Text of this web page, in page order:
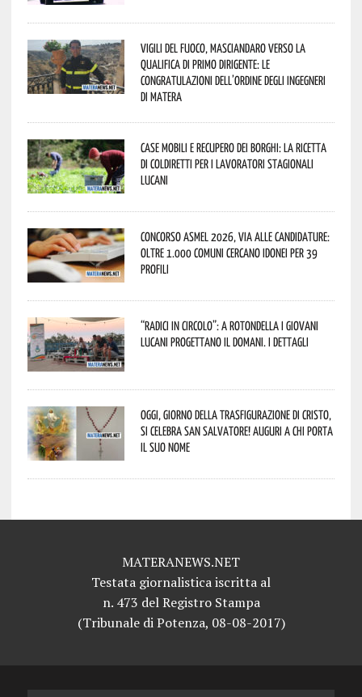
Vigili del Fuoco, Masciandaro verso la
qualifica di Primo Dirigente: le
congratulazioni dell’Ordine degli Ingegneri
di Matera
Case mobili e recupero dei borghi: la ricetta
di Coldiretti per i lavoratori stagionali
lucani
Concorso Asmel 2026, via alle candidature:
oltre 1.000 Comuni cercano idonei per 39
profili
“Radici in Circolo”: a Rotondella i giovani
lucani progettano il domani. I dettagli
Oggi, giorno della Trasfigurazione di Cristo,
si celebra San Salvatore! Auguri a chi porta
il suo nome
MATERANEWS.NET
Testata giornalistica iscritta al
n. 473 del Registro Stampa
(Tribunale di Potenza, 08-08-2017)